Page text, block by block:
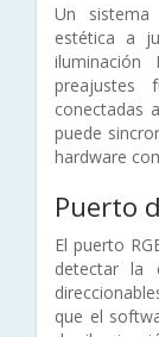
Un sistema
estética a
preajustes
conectadas
puede
hardware
Puerto
El puerto
detectar la
que el